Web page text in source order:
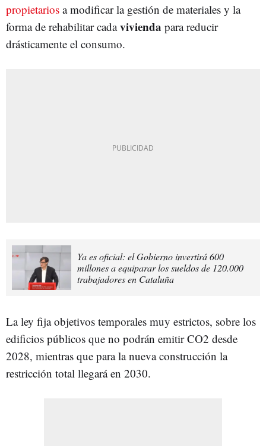
propietarios a modificar la gestión de materiales y la
forma de rehabilitar cadavivienda para reducir
drásticamente el consumo.
Ya es oficial: el Gobierno invertirá 600
millones a equiparar los sueldos de 120.000
trabajadores en Cataluña
La ley fija objetivos temporales muy estrictos, sobre los
edificios públicos que no podrán emitir CO2 desde
2028, mientras que para la nueva construcción la
restricción total llegará en 2030.